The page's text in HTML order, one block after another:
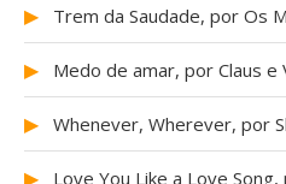
▶ Trem da Saudade, por Os
▶ Medo de amar, por Claus e
▶ Whenever, Wherever, por
▶ Love You Like a Love